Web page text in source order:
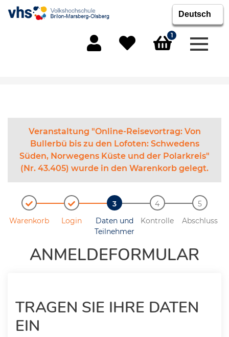
1
Veranstaltung "Online-Reisevortrag: Von
Bullerbü bis zu den Lofoten: Schwedens
Süden, Norwegens Küste und der Polarkreis"
(Nr. 43.405) wurde in den Warenkorb gelegt.
Warenkorb Login
Daten und
Teilnehmer
Kontrolle Abschluss
ANMELDEFORMULAR
TRAGEN SIE IHRE DATEN
EIN